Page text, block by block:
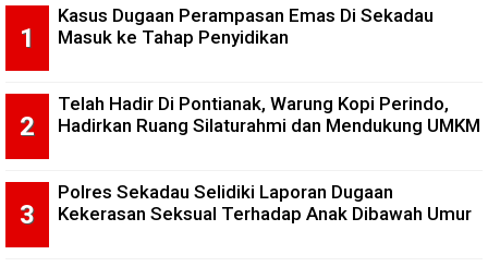
Kasus Dugaan Perampasan Emas Di Sekadau
Masuk ke Tahap Penyidikan
Telah Hadir Di Pontianak, Warung Kopi Perindo,
Hadirkan Ruang Silaturahmi dan Mendukung UMKM
Polres Sekadau Selidiki Laporan Dugaan
Kekerasan Seksual Terhadap Anak Dibawah Umur